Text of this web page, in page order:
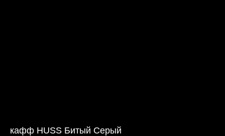
кафф HUSS Битый Серый